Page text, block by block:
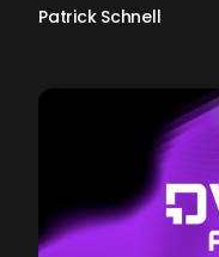
Patrick Schnell